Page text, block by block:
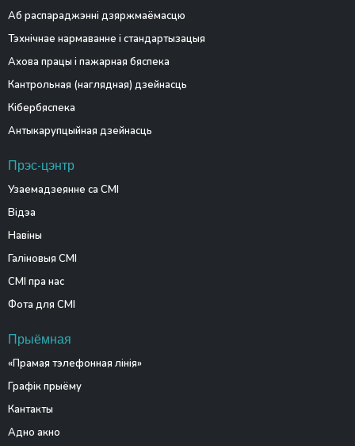
Аб распараджэнні дзяржмаёмасцю
Тэхнічнае нармаванне і стандартызацыя
Ахова працы і пажарная бяспека
Кантрольная (наглядная) дзейнасць
Кібербяспека
Антыкарупцыйная дзейнасць
Прэс-цэнтр
Узаемадзеянне са СМІ
Відэа
Навіны
Галіновыя СМІ
СМІ пра нас
Фота для СМІ
Прыёмная
«Прамая тэлефонная лінія»
Графік прыёму
Кантакты
Адно акно